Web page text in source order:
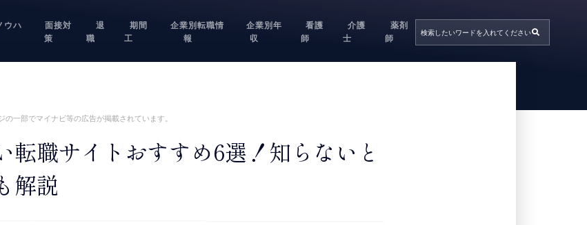
ウハ
面接対
策
退
職
期間
工
企業別転職情
報
企業別年
収
看護
師
介護
士
薬剤
師
の一部でマイナビ等の広告が掲載されています。
転職サイトおすすめ6選！知らないと
解説